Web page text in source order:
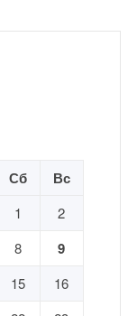
Сб Вс
1
2
8 9
15
16